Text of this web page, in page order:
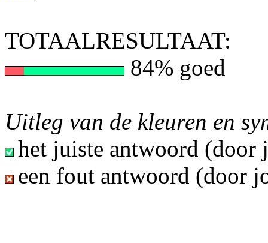
TOTAALRESULTAAT:
84% goed
Uitleg van de kleuren en
het juiste antwoord (door
een fout antwoord (door